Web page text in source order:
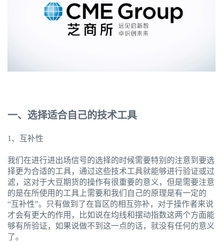
一、选择适合自己的技术工具
1、互补性
我们在进行进出场信号的选择的时候需要特别的注意到要选
择更为合适的工具，通过这些技术工具就能够进行验证或过
滤，这对于大豆期货的操作有很重要的意义，但是需要注意
的是在所使用的工具上需要和我们自己的原理是有一定的
“互补性”。只有做到了在盲区的相互弥补，对于操作者来说
才会有更大的作用，比如说在均线和摆动指数这两个方面能
够有所验证，如果说做不到这一点的话，就没有任何的意义
了。